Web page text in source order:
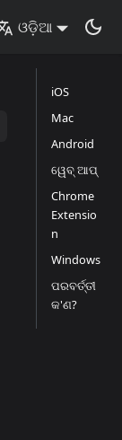
ଓଡ଼ିଆ
iOS
Mac
Android
ୱେବ୍ ଆପ୍
Chrome
Extensio
n
Windows
ପରବର୍ତ୍ତୀ
କ'ଣ?